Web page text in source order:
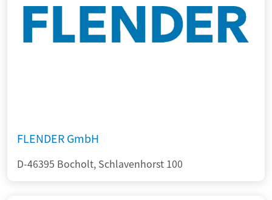
FLENDER GmbH
D-46395 Bocholt, Schlavenhorst 100